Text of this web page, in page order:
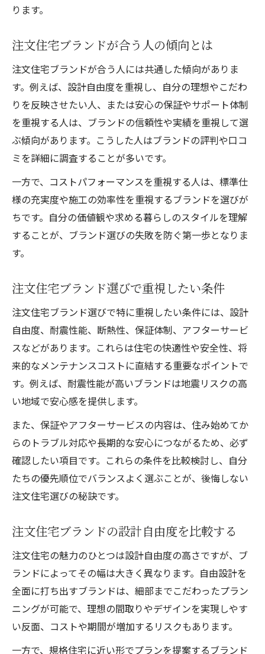
ります。
注文住宅ブランドが合う人の傾向とは
注文住宅ブランドが合う人には共通した傾向がありま
す。例えば、設計自由度を重視し、自分の理想やこだわ
りを反映させたい人、または安心の保証やサポート体制
を重視する人は、ブランドの信頼性や実績を重視して選
ぶ傾向があります。こうした人はブランドの評判や口コ
ミを詳細に調査することが多いです。
一方で、コストパフォーマンスを重視する人は、標準仕
様の充実度や施工の効率性を重視するブランドを選びが
ちです。自分の価値観や求める暮らしのスタイルを理解
することが、ブランド選びの失敗を防ぐ第一歩となりま
す。
注文住宅ブランド選びで重視したい条件
注文住宅ブランド選びで特に重視したい条件には、設計
自由度、耐震性能、断熱性、保証体制、アフターサービ
スなどがあります。これらは住宅の快適性や安全性、将
来的なメンテナンスコストに直結する重要なポイントで
す。例えば、耐震性能が高いブランドは地震リスクの高
い地域で安心感を提供します。
また、保証やアフターサービスの内容は、住み始めてか
らのトラブル対応や長期的な安心につながるため、必ず
確認したい項目です。これらの条件を比較検討し、自分
たちの優先順位でバランスよく選ぶことが、後悔しない
注文住宅選びの秘訣です。
注文住宅ブランドの設計自由度を比較する
注文住宅の魅力のひとつは設計自由度の高さですが、ブ
ランドによってその幅は大きく異なります。自由設計を
全面に打ち出すブランドは、細部までこだわったプラン
ニングが可能で、理想の間取りやデザインを実現しやす
い反面、コストや期間が増加するリスクもあります。
一方で、規格住宅に近い形でプランを提案するブランド